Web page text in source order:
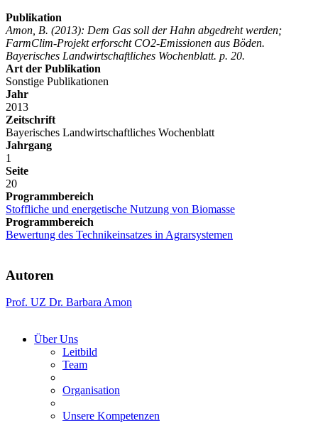
Publikation
Amon, B. (2013): Dem Gas soll der Hahn abgedreht werden;
FarmClim-Projekt erforscht CO2-Emissionen aus Böden.
Bayerisches Landwirtschaftliches Wochenblatt. p. 20.
Art der Publikation
Sonstige Publikationen
Jahr
2013
Zeitschrift
Bayerisches Landwirtschaftliches Wochenblatt
Jahrgang
1
Seite
20
Programmbereich
Stoffliche und energetische Nutzung von Biomasse
Programmbereich
Bewertung des Technikeinsatzes in Agrarsystemen
Autoren
Prof. UZ Dr. Barbara Amon
Über Uns
Leitbild
Team
Organisation
Unsere Kompetenzen